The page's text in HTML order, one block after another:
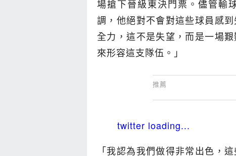
場搶下晉級東決門票。儘管輸
調，他絕對不會對這些球員感
全力，這不是失望，而是一場
來形容這支隊伍。」
twitter loading...
「我認為我們做得非常出色，